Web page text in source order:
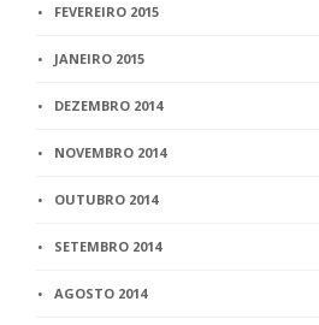
FEVEREIRO 2015
JANEIRO 2015
DEZEMBRO 2014
NOVEMBRO 2014
OUTUBRO 2014
SETEMBRO 2014
AGOSTO 2014